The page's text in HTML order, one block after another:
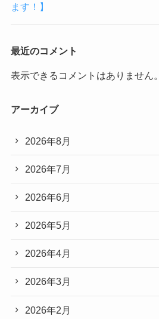
ます！】
最近のコメント
表示できるコメントはありません。
アーカイブ
2026年8月
2026年7月
2026年6月
2026年5月
2026年4月
2026年3月
2026年2月